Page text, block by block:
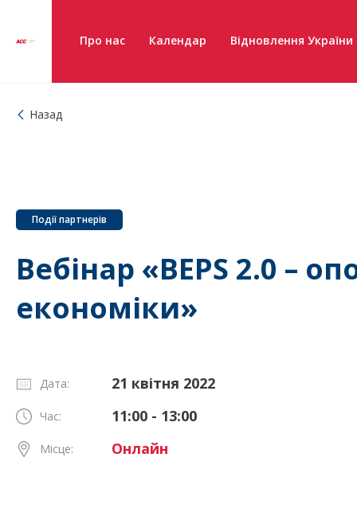
Про нас Календар Відновлення України
Назад
Події партнерів
Вебінар «BEPS 2.0 –
економіки»
Дата: 21 квітня 2022
Час: 11:00 - 13:00
Місце: Онлайн